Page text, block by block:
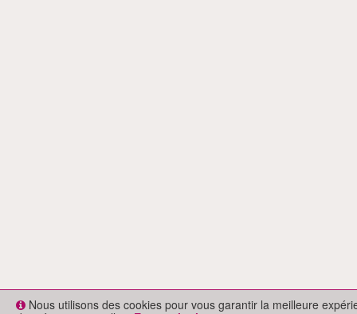
Nous utilisons des cookies pour vous garantir la meilleure